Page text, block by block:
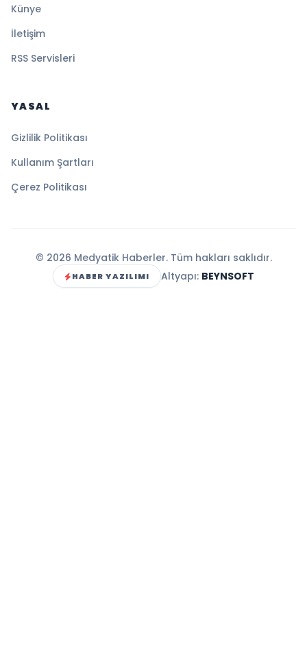
Künye
İletişim
RSS Servisleri
YASAL
Gizlilik Politikası
Kullanım Şartları
Çerez Politikası
© 2026 Medyatik Haberler. Tüm hakları saklıdır.
HABER YAZILIMI Altyapı: BEYNSOFT